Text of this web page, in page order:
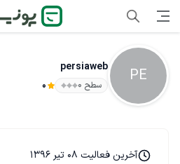
PE
persiaweb
سطح ۰ 0
آخرین فعالیت 08 تیر 1396